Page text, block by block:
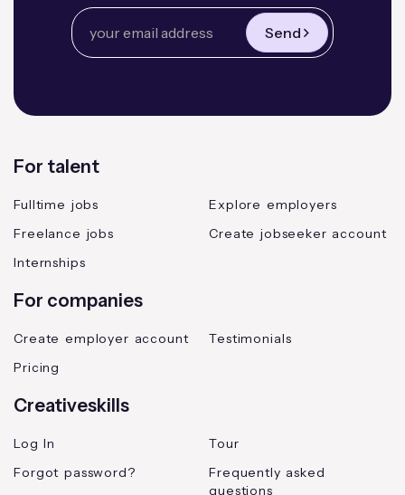
Send
For talent
Fulltime jobs
Freelance jobs
Internships
Explore employers
Create jobseeker account
For companies
Create employer account
Pricing
Testimonials
Creativeskills
Log In
Forgot password?
Tour
Frequently asked
questions